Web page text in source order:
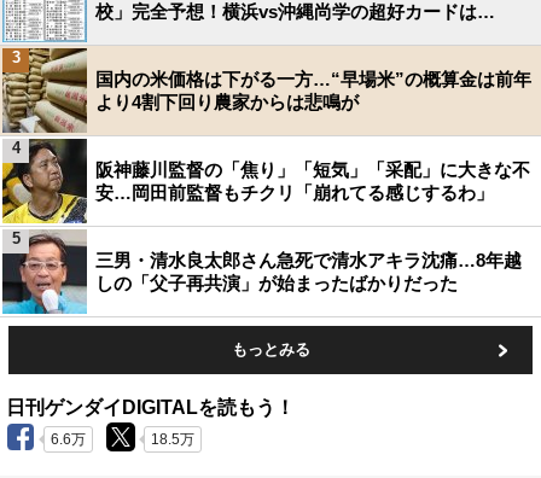
校」完全予想！横浜vs沖縄尚学の超好カードは…
国内の米価格は下がる一方…“早場米”の概算金は前年
より4割下回り農家からは悲鳴が
3
阪神藤川監督の「焦り」「短気」「采配」に大きな不
安…岡田前監督もチクリ「崩れてる感じするわ」
4
三男・清水良太郎さん急死で清水アキラ沈痛…8年越
しの「父子再共演」が始まったばかりだった
5
もっとみる
日刊ゲンダイDIGITALを読もう！
6.6万 18.5万